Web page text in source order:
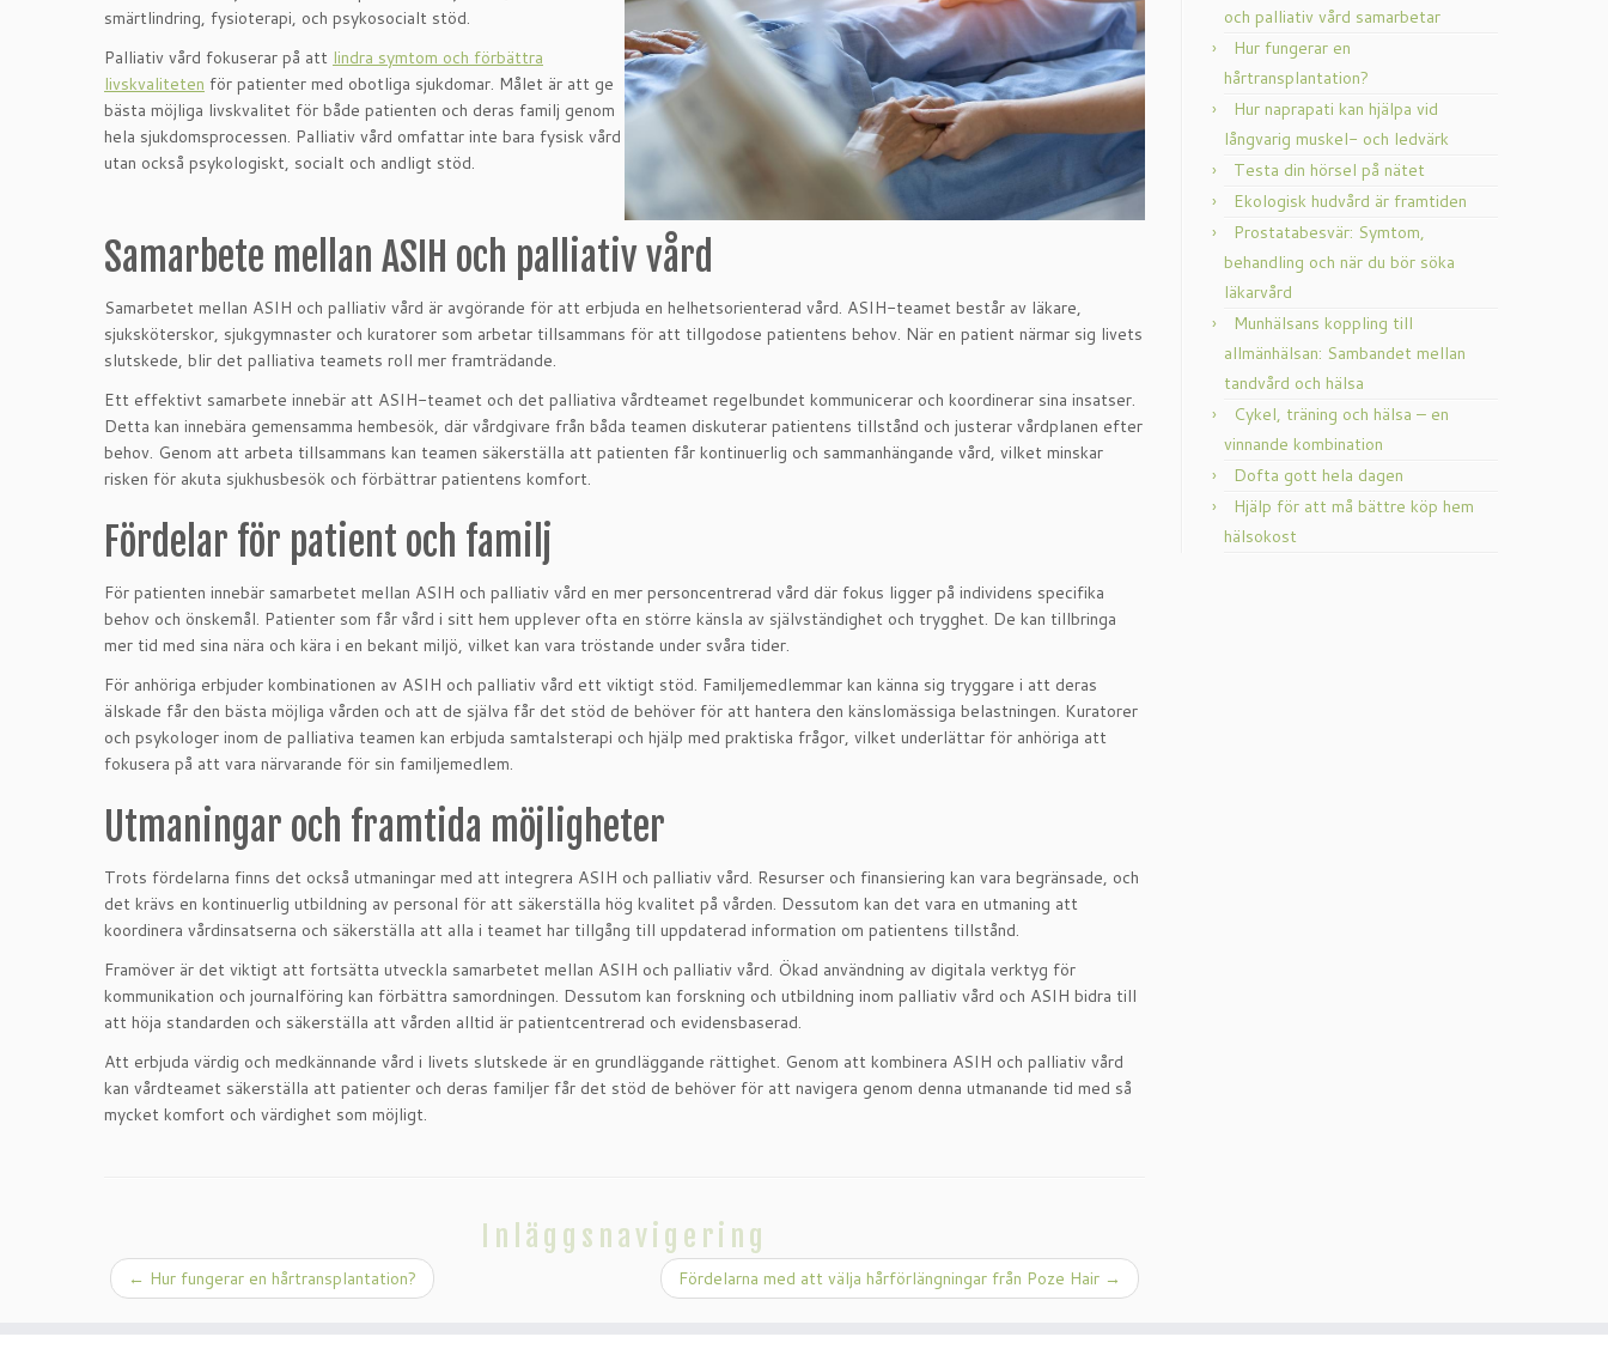
smärtlindring, fysioterapi, och psykosocialt stöd.
Palliativ vård fokuserar på att lindra symtom och förbättra
livskvaliteten för patienter med obotliga sjukdomar. Målet är att ge
bästa möjliga livskvalitet för både patienten och deras familj genom
hela sjukdomsprocessen. Palliativ vård omfattar inte bara fysisk vård
utan också psykologiskt, socialt och andligt stöd.
Samarbete mellan ASIH och palliativ vård
Samarbetet mellan ASIH och palliativ vård är avgörande för att erbjuda en helhetsorienterad vård. ASIH-teamet består av läkare,
sjuksköterskor, sjukgymnaster och kuratorer som arbetar tillsammans för att tillgodose patientens behov. När en patient närmar sig livets
slutskede, blir det palliativa teamets roll mer framträdande.
Ett effektivt samarbete innebär att ASIH-teamet och det palliativa vårdteamet regelbundet kommunicerar och koordinerar sina insatser.
Detta kan innebära gemensamma hembesök, där vårdgivare från båda teamen diskuterar patientens tillstånd och justerar vårdplanen efter
behov. Genom att arbeta tillsammans kan teamen säkerställa att patienten får kontinuerlig och sammanhängande vård, vilket minskar
risken för akuta sjukhusbesök och förbättrar patientens komfort.
Fördelar för patient och familj
För patienten innebär samarbetet mellan ASIH och palliativ vård en mer personcentrerad vård där fokus ligger på individens specifika
behov och önskemål. Patienter som får vård i sitt hem upplever ofta en större känsla av självständighet och trygghet. De kan tillbringa
mer tid med sina nära och kära i en bekant miljö, vilket kan vara tröstande under svåra tider.
För anhöriga erbjuder kombinationen av ASIH och palliativ vård ett viktigt stöd. Familjemedlemmar kan känna sig tryggare i att deras
älskade får den bästa möjliga vården och att de själva får det stöd de behöver för att hantera den känslomässiga belastningen. Kuratorer
och psykologer inom de palliativa teamen kan erbjuda samtalsterapi och hjälp med praktiska frågor, vilket underlättar för anhöriga att
fokusera på att vara närvarande för sin familjemedlem.
Utmaningar och framtida möjligheter
Trots fördelarna finns det också utmaningar med att integrera ASIH och palliativ vård. Resurser och finansiering kan vara begränsade, och
det krävs en kontinuerlig utbildning av personal för att säkerställa hög kvalitet på vården. Dessutom kan det vara en utmaning att
koordinera vårdinsatserna och säkerställa att alla i teamet har tillgång till uppdaterad information om patientens tillstånd.
Framöver är det viktigt att fortsätta utveckla samarbetet mellan ASIH och palliativ vård. Ökad användning av digitala verktyg för
kommunikation och journalföring kan förbättra samordningen. Dessutom kan forskning och utbildning inom palliativ vård och ASIH bidra till
att höja standarden och säkerställa att vården alltid är patientcentrerad och evidensbaserad.
Att erbjuda värdig och medkännande vård i livets slutskede är en grundläggande rättighet. Genom att kombinera ASIH och palliativ vård
kan vårdteamet säkerställa att patienter och deras familjer får det stöd de behöver för att navigera genom denna utmanande tid med så
mycket komfort och värdighet som möjligt.
Inläggsnavigering
← Hur fungerar en hårtransplantation? Fördelarna med att välja hårförlängningar från Poze Hair →
och palliativ vård samarbetar
Hur fungerar en
hårtransplantation?
Hur naprapati kan hjälpa vid
långvarig muskel- och ledvärk
Testa din hörsel på nätet
Ekologisk hudvård är framtiden
Prostatabesvär: Symtom,
behandling och när du bör söka
läkarvård
Munhälsans koppling till
allmänhälsan: Sambandet mellan
tandvård och hälsa
Cykel, träning och hälsa – en
vinnande kombination
Dofta gott hela dagen
Hjälp för att må bättre köp hem
hälsokost